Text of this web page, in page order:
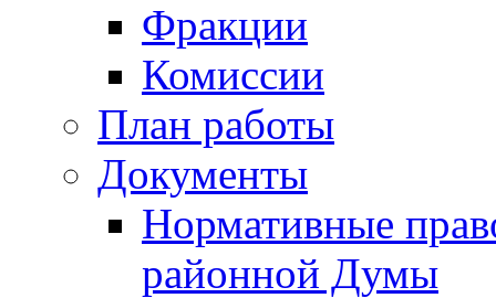
Фракции
Комиссии
План работы
Документы
Нормативные
районной Думы